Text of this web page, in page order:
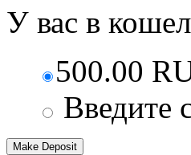
У вас в
500.00
Введите